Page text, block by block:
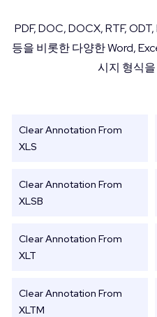
PDF, DOC, DOCX, RTF,
등을 비롯한 다양한 Word,
시지 형식
Clear Annotation From
XLS
Clear Annotation From
XLSB
Clear Annotation From
XLT
Clear Annotation From
XLTM